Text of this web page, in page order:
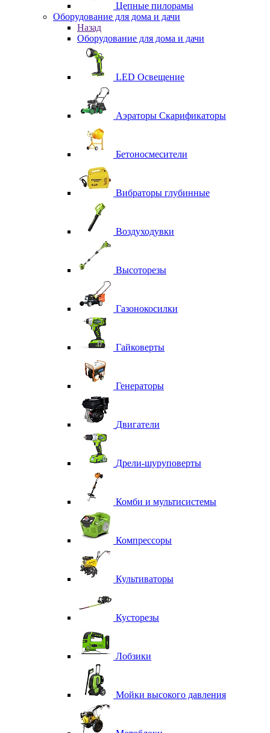
Цепные пилорамы
Оборудование для дома и дачи
Назад
Оборудование для дома и дачи
LED Освещение
Аэраторы Скарификаторы
Бетоносмесители
Вибраторы глубинные
Воздуходувки
Высоторезы
Газонокосилки
Гайковерты
Генераторы
Двигатели
Дрели-шуруповерты
Комби и мультисистемы
Компрессоры
Культиваторы
Кусторезы
Лобзики
Мойки высокого давления